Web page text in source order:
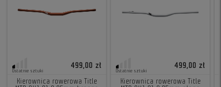
Ostatnie sztuki
499,00 zł
Kierownica rowerowa Title
Ostatnie sztuki
499,00 zł
Kierownica rowerowa Title